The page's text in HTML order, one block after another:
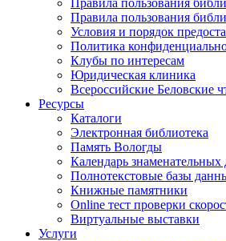
Правила пользования
Правила пользования
Условия и порядок
Политика
Клубы по интересам
Юридическая клиника
Всероссийские Беловские
Ресурсы
Каталоги
Электронная библиотека
Память Вологды
Календарь знаменательных
Полнотекстовые базы
Книжные памятники
Online тест проверки
Виртуальные выставки
Услуги